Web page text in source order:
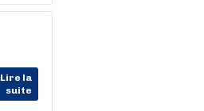
Lire la
suite